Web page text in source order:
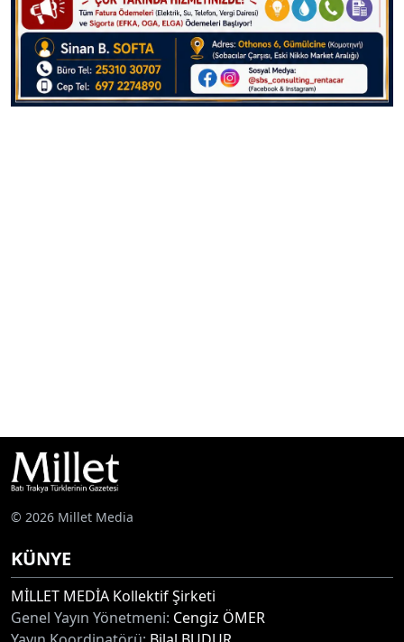
© 2026 Millet Media
KÜNYE
MİLLET MEDİA Kollektif Şirketi
Genel Yayın Yönetmeni: Cengiz ÖMER